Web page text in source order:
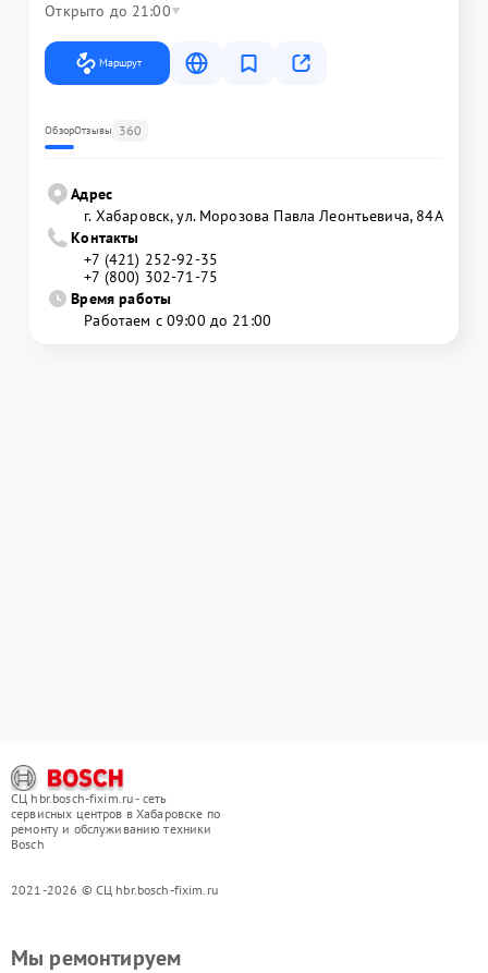
Открыто до 21:00
Маршрут
ОбзорОтзывы 360
Адрес
г. Хабаровск, ул. Морозова Павла Леонтьевича, 84А
Контакты
+7 (421) 252-92-35
+7 (800) 302-71-75
Время работы
Работаем с 09:00 до 21:00
СЦ hbr.bosch-fixim.ru - сеть
сервисных центров в Хабаровске по
ремонту и обслуживанию техники
Bosch
2021-2026 © СЦ hbr.bosch-fixim.ru
Мы ремонтируем